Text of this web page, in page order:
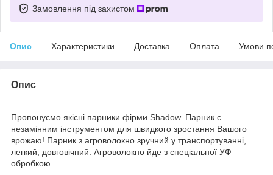
Замовлення під захистом
Опис Характеристики Доставка Оплата Умови
Опис
Пропонуємо якісні парники фірми Shadow. Парник є
незамінним інструментом для швидкого зростання Вашого
врожаю! Парник з агроволокно зручний у транспортуванні,
легкий, довговічний. Агроволокно йде з спеціальної УФ ―
обробкою.